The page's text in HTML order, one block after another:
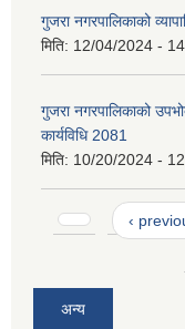
गुजरा नगरपालिकाको
मिति: 12/04/2024 -
गुजरा नगरपालिकाको
कार्यविधि 2081
मिति: 10/20/2024 -
Pages ‹
अन्य